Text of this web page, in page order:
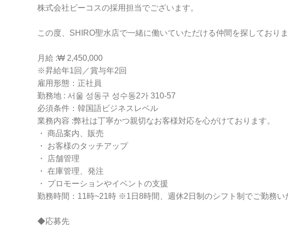
株式会社ビーコスの採用担当でございます。
この度、SHIRO聖水店で一緒に働いていただける仲間を探しておりま
月給 :₩ 2,450,000
※昇給年1回／賞与年2回
雇用形態：正社員
勤務地 : 서울 성동구 성수동2가 310-57
必須条件：韓国語ビジネスレベル
業務内容 :弊社は丁寧かつ親切なお客様対応を心がけております。
・ 商品案内、販売
・ お客様のタッチアップ
・ 店舗管理
・ 在庫管理、発注
・ プロモーションやイベントの支援
勤務時間：11時~21時 ※1日8時間、週休2日制のシフト制でご勤務い
◆応募先